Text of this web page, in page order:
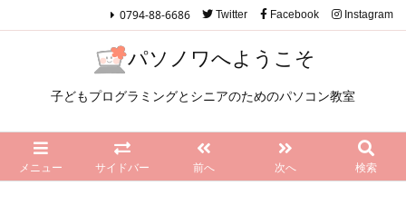
パソノワへようこそ
子どもプログラミングとシニアのためのパソコン教室
メニュー サイドバー 前へ 次へ 検索
0794-88-6686 Twitter Facebook Instagram